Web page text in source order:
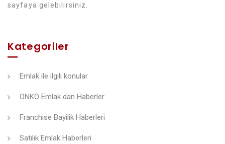
sayfaya gelebilirsiniz.
Kategoriler
Emlak ile ilgili konular
ONKO Emlak dan Haberler
Franchise Bayilik Haberleri
Satılık Emlak Haberleri